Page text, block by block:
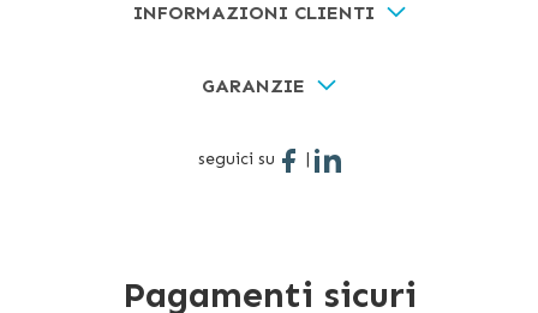
INFORMAZIONI CLIENTI
GARANZIE
seguici su |
Pagamenti sicuri